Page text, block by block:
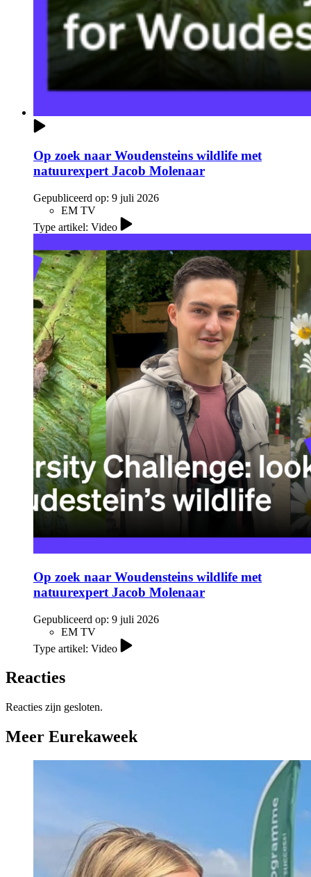
Op zoek naar Woudensteins wildlife met
natuurexpert Jacob Molenaar
Gepubliceerd op: 9 juli 2026
EM TV
Type artikel: Video
Op zoek naar Woudensteins wildlife met
natuurexpert Jacob Molenaar
Gepubliceerd op: 9 juli 2026
EM TV
Type artikel: Video
Reacties
Reacties zijn gesloten.
Meer Eurekaweek